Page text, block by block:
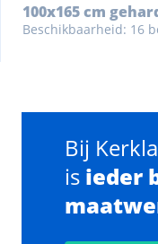
100x165 cm
Beschikbaarheid: 16
Bij
is ieder